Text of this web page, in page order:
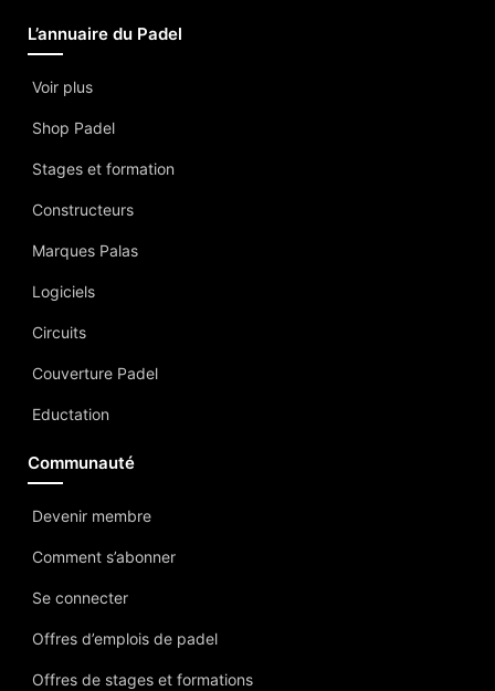
L’annuaire du Padel
Voir plus
Shop Padel
Stages et formation
Constructeurs
Marques Palas
Logiciels
Circuits
Couverture Padel
Eductation
Communauté
Devenir membre
Comment s’abonner
Se connecter
Offres d’emplois de padel
Offres de stages et formations